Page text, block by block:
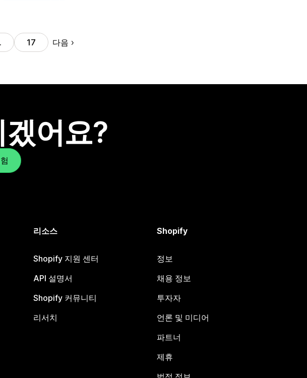
17 다음
어요?
리소스
Shopify 지원 센터
API 설명서
Shopify 커뮤니티
리서치
Shopify
정보
채용 정보
투자자
언론 및 미디어
파트너
제휴